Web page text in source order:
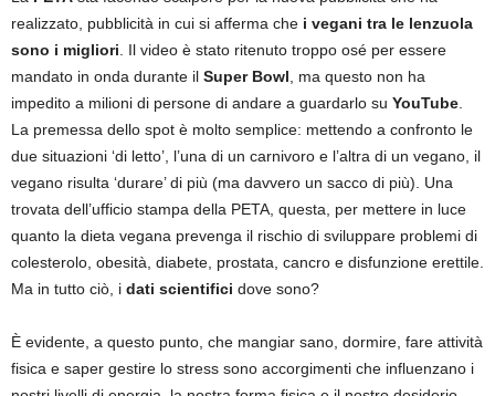
realizzato, pubblicità in cui si afferma che i vegani tra le lenzuola
sono i migliori . Il video è stato ritenuto troppo osé per essere
mandato in onda durante il Super Bowl , ma questo non ha
impedito a milioni di persone di andare a guardarlo su YouTube
La premessa dello spot è molto semplice: mettendo a confronto le
due situazioni ‘di letto’, l’una di un carnivoro e l’altra di un vegano, il
vegano risulta ‘durare’ di più (ma davvero un sacco di più). Una
trovata dell’ufficio stampa della PETA, questa, per mettere in luce
quanto la dieta vegana prevenga il rischio di sviluppare problemi di
colesterolo, obesità, diabete, prostata, cancro e disfunzione erettile.
Ma in tutto ciò, i dati scientifici dove sono?
È evidente, a questo punto, che mangiar sano, dormire, fare attività
fisica e saper gestire lo stress sono accorgimenti che influenzano i